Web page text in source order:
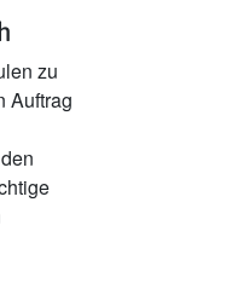
zu
Auftrag